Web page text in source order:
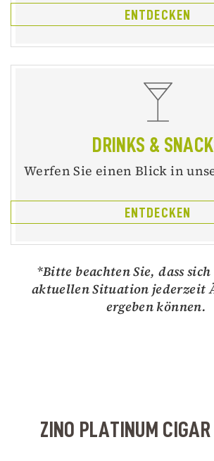
ENTDECKEN
DRINKS &
Werfen Sie einen Blick in
ENTDECKEN
*Bitte beachten Sie, dass
aktuellen Situation jederzeit
ergeben können.
ZINO PLATINUM CIGAR